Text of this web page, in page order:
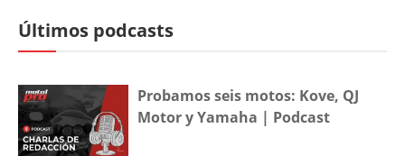
Últimos podcasts
Probamos seis motos: Kove, QJ
Motor y Yamaha | Podcast